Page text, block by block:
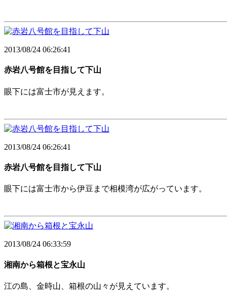
2013/08/24 06:26:41
赤岩八号館を目指して下山
眼下には富士市が見えます。
2013/08/24 06:26:41
赤岩八号館を目指して下山
眼下には富士市から伊豆まで相模湾が広がっています。
2013/08/24 06:33:59
湘南から箱根と宝永山
江の島、金時山、箱根の山々が見えています。